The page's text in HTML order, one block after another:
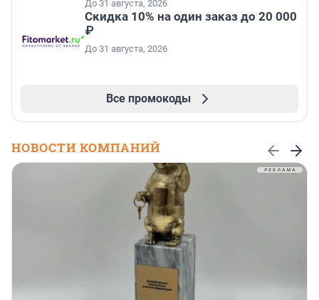
До 31 августа, 2026
Скидка 10% на один заказ до 20 000
₽
До 31 августа, 2026
Все промокоды
НОВОСТИ КОМПАНИЙ